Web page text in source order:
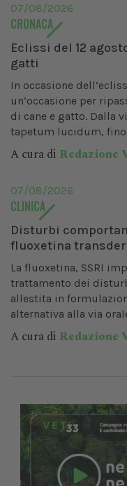
07/08/2026
CRONACA
Eclissi del 12
gatti
In occasione
un’occasione per
di cane e gatto. Dalla
tapetum lucidum,
A cura di Redazione
07/08/2026
CLINICA
Disturbi
fluoxetina
La fluoxetina, SSRI
trattamento dei
allestita in
alternativa alla via
A cura di Redazione